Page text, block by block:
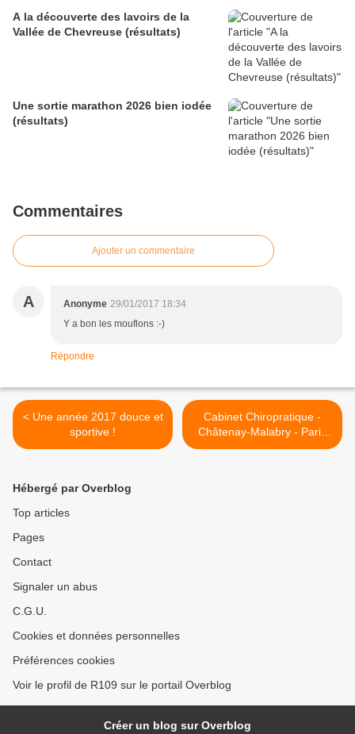
A la découverte des lavoirs de la
Vallée de Chevreuse (résultats)
Une sortie marathon 2026 bien iodée
(résultats)
Commentaires
Ajouter un commentaire
A Anonyme 29/01/2017 18:34
Y a bon les mouflons :-)
Répondre
< Une année 2017 douce et
sportive !
Cabinet Chiropratique -
Châtenay-Malabry - Paris
Champs-Elysées >
Hébergé par Overblog
Top articles
Pages
Contact
Signaler un abus
C.G.U.
Cookies et données personnelles
Préférences cookies
Voir le profil de R109 sur le portail Overblog
Créer un blog sur Overblog